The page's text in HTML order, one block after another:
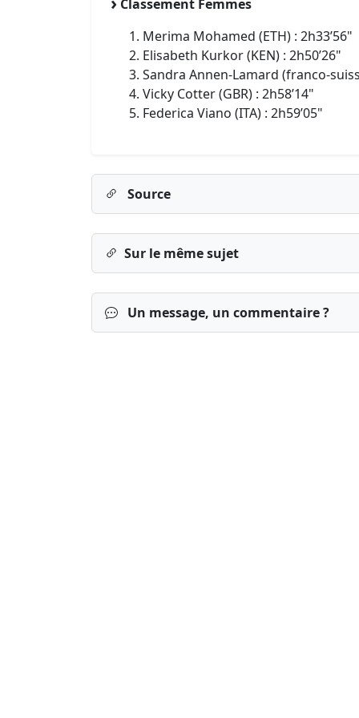
Classement Femmes
Merima Mohamed (ETH) : 2h33’56"
Elisabeth Kurkor (KEN) : 2h50’26"
Sandra Annen-Lamard (franco-
Vicky Cotter (GBR) : 2h58’14"
Federica Viano (ITA) : 2h59’05"
Source
Sur le même sujet
Un message, un commentaire ?